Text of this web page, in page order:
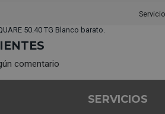
50.40 TG Blanco barato.
comentario
SERVICIOS